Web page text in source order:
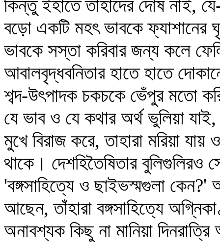
কিন্তু ইহাতে তাহাদের দোষ নাই,
বড়ো একটি মহৎ ভাবকে ফ্যাশানের
ভাবকে সস্তা করিবার জন্য কলে
আবালবৃদ্ধবনিতার হাতে হাতে
শব্দ-উৎপাদক চকচকে ভেঁপুর মতো
যে ভাব ও যে কথার অর্থ ভুলিয়া
মুখে বিরাজ করে, তাহারা মরিয়া
থাকে। দেশহিতৈষিতার বুলিগুলিরও
'বঙ্গসাহিত্যে ও ছাইভস্মগুলা
আছেন, তাঁহারা বঙ্গসাহিত্যে
অনাবশ্যক কিছু না মানিয়া